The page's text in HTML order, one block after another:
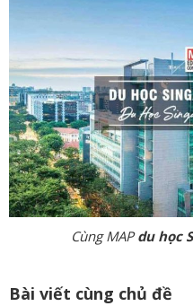
Cùng MAPdu học
Bài viết cùng chủ đề